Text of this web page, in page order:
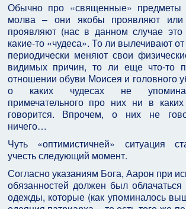
Обычно про «священные» предметы
молва – они якобы проявляют или
проявляют (нас в данном случае это
какие-то «чудеса». То ли вылечивают
периодически меняют свои
видимых причин, то ли еще что-то
отношении обуви Моисея и головного
о каких чудесах не
примечательного про них ни в
говорится. Впрочем, о них не
ничего…
Чуть «оптимистичней» ситуация
учесть следующий момент.
Согласно указаниям Бога, Аарон при
обязанностей должен был
одежды, которые (как упоминалось